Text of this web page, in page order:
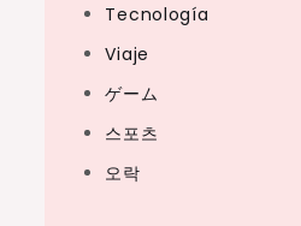
Tecnología
Viaje
ゲーム
스포츠
오락